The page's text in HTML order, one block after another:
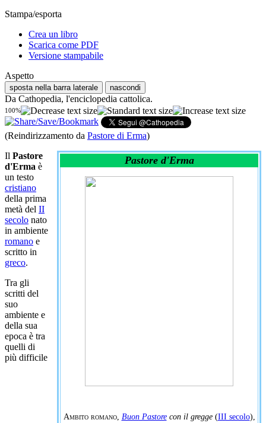
Stampa/esporta
Crea un libro
Scarica come PDF
Versione stampabile
Aspetto
sposta nella barra laterale nascondi
Da Cathopedia, l'enciclopedia cattolica.
100%
(Reindirizzamento da Pastore di Erma)
Pastore d'Erma
Ambito romano, Buon Pastorecon il gregge(III secolo),
Il Pastore
d'Erma è
un testo
cristiano
della prima
metà del II
secolo nato
in ambiente
romano e
scritto in
greco.
Tra gli
scritti del
suo
ambiente e
della sua
epoca è tra
quelli di
più difficile